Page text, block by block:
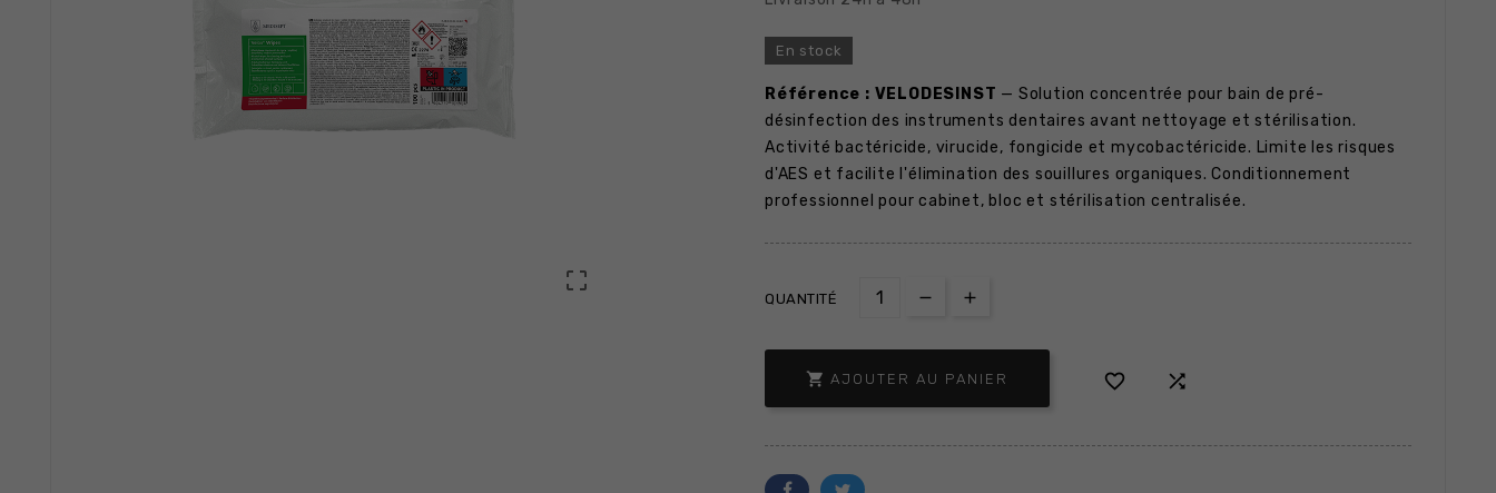

En stock
Référence : VELODESINST — Solution concentrée pour bain de pré-
désinfection des instruments dentaires avant nettoyage et stérilisation.
Activité bactéricide, virucide, fongicide et mycobactéricide. Limite les risques
d'AES et facilite l'élimination des souillures organiques. Conditionnement
professionnel pour cabinet, bloc et stérilisation centralisée.
QUANTITÉ
 AJOUTER AU PANIER  